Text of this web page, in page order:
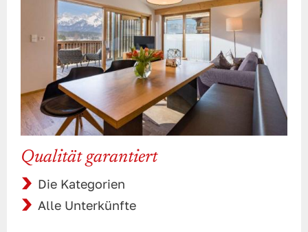
Qualität garantiert
Die Kategorien
Alle Unterkünfte